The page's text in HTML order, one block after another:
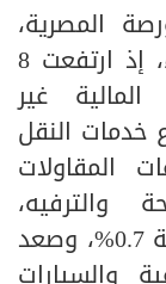
المصرية،
خلال تعاملات جلسة اليوم الثلاثاء، إذ ارتفعت 8
غير
قطاع خدمات النقل
قطاعات المقاولات
والترفيه،
والمنسوجات والسلع المعمرة بنسبة 0.7%، وصعد
والسيارات